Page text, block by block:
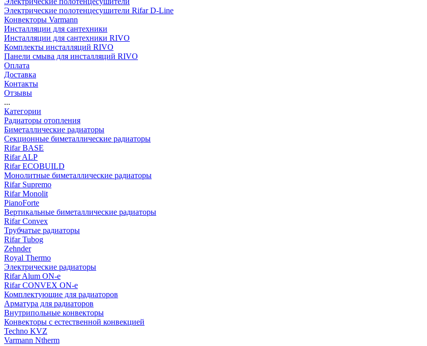
Электрические полотенцесушители Rifar D-Line
Конвекторы Varmann
Инсталляции для сантехники
Инсталляции для сантехники RIVO
Комплекты инсталляций RIVO
Панели смыва для инсталляций RIVO
Оплата
Доставка
Контакты
Отзывы
...
Категории
Радиаторы отопления
Биметаллические радиаторы
Секционные биметаллические радиаторы
Rifar BASE
Rifar ALP
Rifar ECOBUILD
Монолитные биметаллические радиаторы
Rifar Supremo
Rifar Monolit
PianoForte
Вертикальные биметаллические радиаторы
Rifar Convex
Трубчатые радиаторы
Rifar Tubog
Zehnder
Royal Thermo
Электрические радиаторы
Rifar Alum ON-e
Rifar CONVEX ON-e
Комплектующие для радиаторов
Арматура для радиаторов
Внутрипольные конвекторы
Конвекторы с естественной конвекцией
Techno KVZ
Varmann Ntherm